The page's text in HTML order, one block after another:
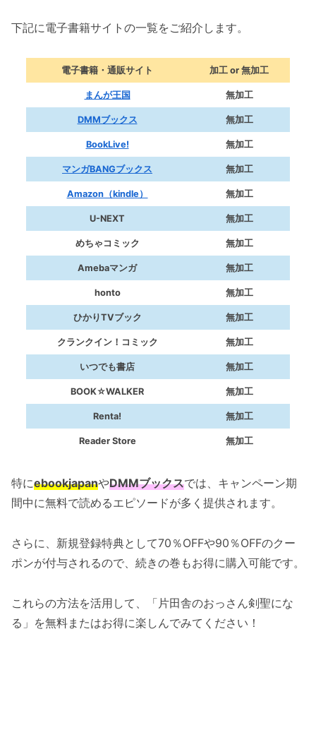
下記に電子書籍サイトの一覧をご紹介します。
電子書籍・通販サイト 加工 or 無加工
まんが王国 無加工
DMMブックス 無加工
BookLive! 無加工
マンガBANGブックス 無加工
Amazon（kindle） 無加工
U-NEXT 無加工
めちゃコミック 無加工
Amebaマンガ 無加工
honto 無加工
ひかりTVブック 無加工
クランクイン！コミック 無加工
いつでも書店 無加工
BOOK☆WALKER 無加工
Renta! 無加工
Reader Store 無加工
特にebookjapanやDMMブックスでは、キャンペーン期
間中に無料で読めるエピソードが多く提供されます。
さらに、新規登録特典として70％OFFや90％OFFのクー
ポンが付与されるので、続きの巻もお得に購入可能です。
これらの方法を活用して、「片田舎のおっさん剣聖にな
る」を無料またはお得に楽しんでみてください！